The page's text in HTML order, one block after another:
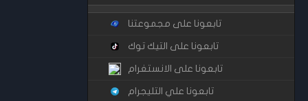
تابعونا على مجموعتنا
تابعونا على التيك توك
تابعونا على الانستغرام
تابعونا علي التليجرام